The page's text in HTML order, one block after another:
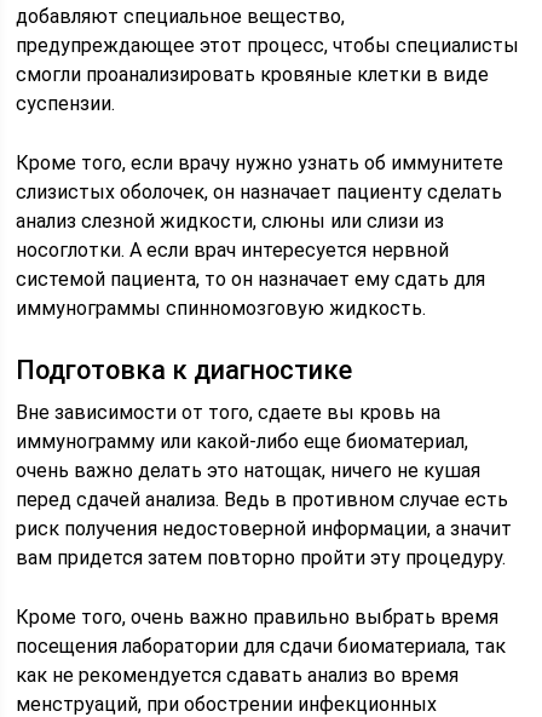
добавляют специальное вещество,
предупреждающее этот процесс, чтобы специалисты
смогли проанализировать кровяные клетки в виде
суспензии.
Кроме того, если врачу нужно узнать об иммунитете
слизистых оболочек, он назначает пациенту сделать
анализ слезной жидкости, слюны или слизи из
носоглотки. А если врач интересуется нервной
системой пациента, то он назначает ему сдать для
иммунограммы спинномозговую жидкость.
Подготовка к диагностике
Вне зависимости от того, сдаете вы кровь на
иммунограмму или какой-либо еще биоматериал,
очень важно делать это натощак, ничего не кушая
перед сдачей анализа. Ведь в противном случае есть
риск получения недостоверной информации, а значит
вам придется затем повторно пройти эту процедуру.
Кроме того, очень важно правильно выбрать время
посещения лаборатории для сдачи биоматериала, так
как не рекомендуется сдавать анализ во время
менструаций, при обострении инфекционных